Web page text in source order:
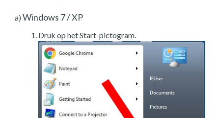
a) Windows 7 / XP
Druk op het Start-pictogram.